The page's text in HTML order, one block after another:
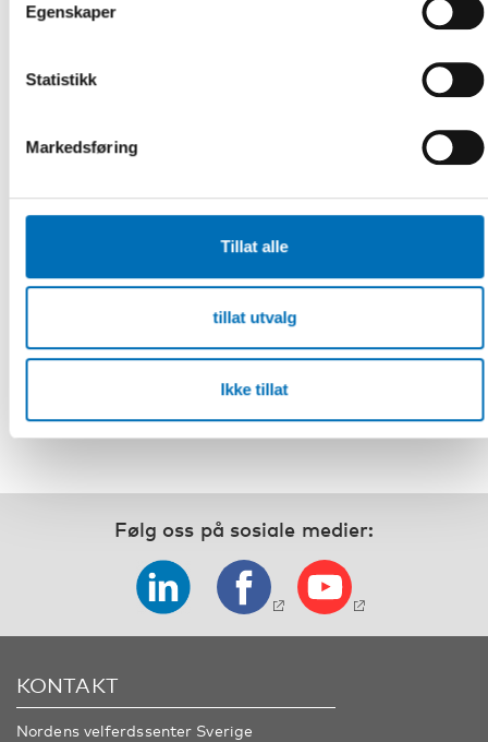
Egenskaper
Statistikk
Markedsføring
Tillat alle
tillat utvalg
Ikke tillat
Hemlöshet i Norden – Utvecklingen av nordisk
Trots rika samhällen och vackra ord om rätten till bostad
Følg oss på sosiale medier:
KONTAKT
Nordens velferdssenter Sverige